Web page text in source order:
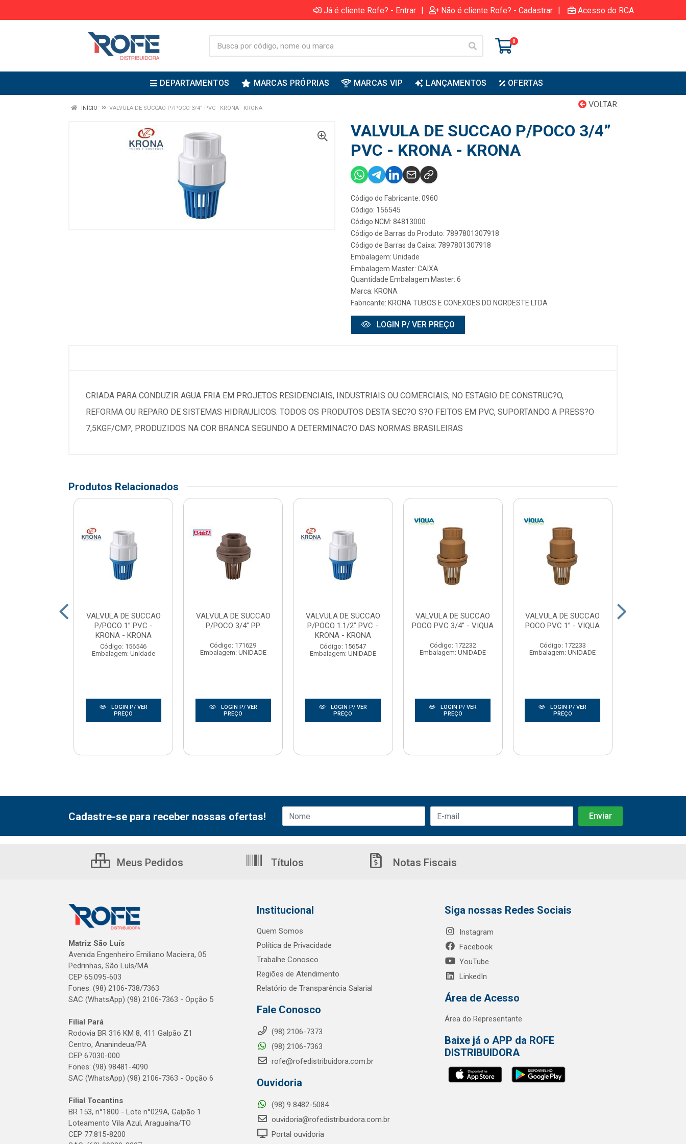
Já é cliente Rofe? - Entrar | Não é cliente Rofe? - Cadastrar | Acesso do RCA
0
DEPARTAMENTOS MARCAS PRÓPRIAS MARCAS VIP LANÇAMENTOS OFERTAS
VOLTAR
INÍCIO VALVULA DE SUCCAO P/POCO 3/4” PVC - KRONA - KRONA
VALVULA DE SUCCAO P/POCO 3/4”
PVC - KRONA - KRONA
Código do Fabricante: 0960
Código: 156545
Código NCM: 84813000
Código de Barras do Produto: 7897801307918
Código de Barras da Caixa: 7897801307918
Embalagem: Unidade
Embalagem Master: CAIXA
Quantidade Embalagem Master: 6
Marca: KRONA
Fabricante: KRONA TUBOS E CONEXOES DO NORDESTE LTDA
LOGIN P/ VER PREÇO
CRIADA PARA CONDUZIR AGUA FRIA EM PROJETOS RESIDENCIAIS, INDUSTRIAIS OU COMERCIAIS; NO ESTAGIO DE CONSTRUC?O,
REFORMA OU REPARO DE SISTEMAS HIDRAULICOS. TODOS OS PRODUTOS DESTA SEC?O S?O FEITOS EM PVC, SUPORTANDO A PRESS?O
7,5KGF/CM?, PRODUZIDOS NA COR BRANCA SEGUNDO A DETERMINAC?O DAS NORMAS BRASILEIRAS
Produtos Relacionados
VALVULA DE SUCCAO
P/POCO 1” PVC -
KRONA - KRONA
Código: 156546
Embalagem: Unidade
LOGIN P/ VER
PREÇO
VALVULA DE SUCCAO
P/POCO 3/4” PP
Código: 171629
Embalagem: UNIDADE
LOGIN P/ VER
PREÇO
VALVULA DE SUCCAO
P/POCO 1.1/2” PVC -
KRONA - KRONA
Código: 156547
Embalagem: UNIDADE
LOGIN P/ VER
PREÇO
VALVULA DE SUCCAO
POCO PVC 3/4” - VIQUA
Código: 172232
Embalagem: UNIDADE
LOGIN P/ VER
PREÇO
VALVULA DE SUCCAO
POCO PVC 1” - VIQUA
Código: 172233
Embalagem: UNIDADE
LOGIN P/ VER
PREÇO
Cadastre-se para receber nossas ofertas!
Meus Pedidos Títulos Notas Fiscais
Matriz São Luís
Avenida Engenheiro Emiliano Macieira, 05
Pedrinhas, São Luís/MA
CEP 65.095-603
Fones: (98) 2106-738/7363
SAC (WhatsApp) (98) 2106-7363 - Opção 5
Filial Pará
Rodovia BR 316 KM 8, 411 Galpão Z1
Centro, Ananindeua/PA
CEP 67030-000
Fones: (98) 98481-4090
SAC (WhatsApp) (98) 2106-7363 - Opção 6
Filial Tocantins
BR 153, n°1800 - Lote n°029A, Galpão 1
Loteamento Vila Azul, Araguaína/TO
CEP 77.815-8200
Institucional
Quem Somos
Política de Privacidade
Trabalhe Conosco
Regiões de Atendimento
Relatório de Transparência Salarial
Fale Conosco
(98) 2106-7373
(98) 2106-7363
rofe@rofedistribuidora.com.br
Ouvidoria
(98) 9 8482-5084
ouvidoria@rofedistribuidora.com.br
Portal ouvidoria
Siga nossas Redes Sociais
Instagram
Facebook
YouTube
LinkedIn
Área de Acesso
Área do Representante
Baixe já o APP da ROFE
DISTRIBUIDORA